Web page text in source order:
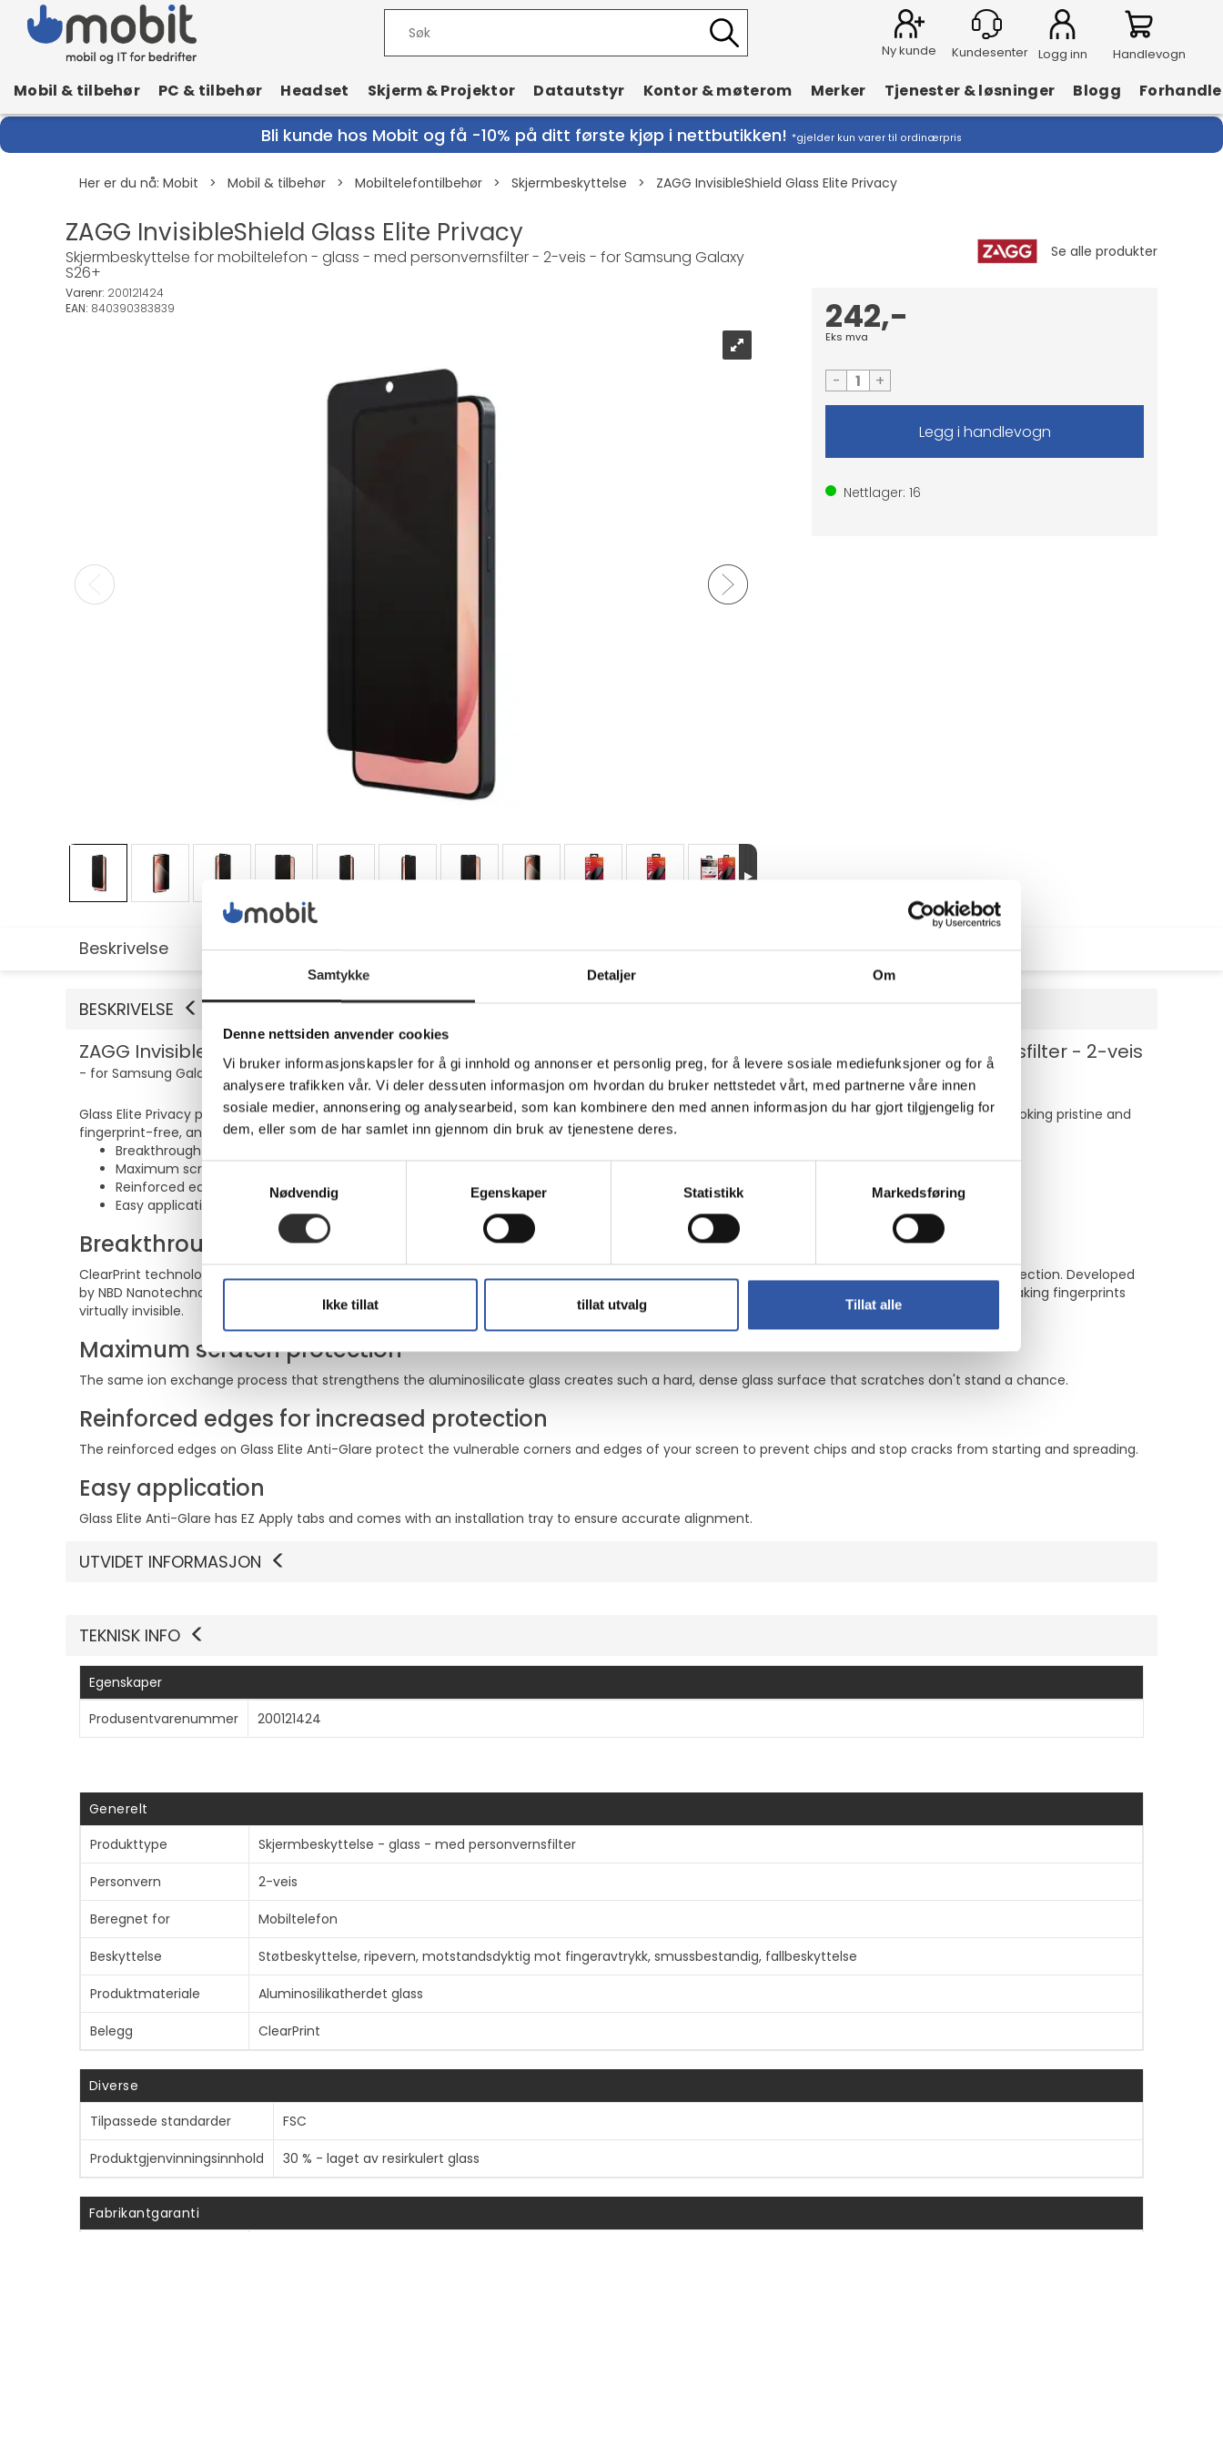
Samtykke Detaljer Om
Denne nettsiden anvender cookies
Vi bruker informasjonskapsler for å gi innhold og annonser et personlig preg, for å levere sosiale mediefunksjoner og for å
analysere trafikken vår. Vi deler dessuten informasjon om hvordan du bruker nettstedet vårt, med partnerne våre innen
sosiale medier, annonsering og analysearbeid, som kan kombinere den med annen informasjon du har gjort tilgjengelig for
dem, eller som de har samlet inn gjennom din bruk av tjenestene deres.
Samtykkevalg
Nødvendig
Egenskaper Statistikk Markedsføring
Ikke tillat tillat utvalg Tillat alle
Ny kunde Logg inn Handlevogn
Mobil & tilbehør PC & tilbehør Headset Skjerm & Projektor Datautstyr Kontor & møterom Merker Tjenester & løsninger Blogg
Bli kunde hos Mobit og få -10% på ditt første kjøp i nettbutikken! *gjelder kun varer til ordinærpris
Her er du nå: Mobit > Mobil & tilbehør > Mobiltelefontilbehør > Skjermbeskyttelse > ZAGG InvisibleShield Glass Elite Privacy
ZAGG InvisibleShield Glass Elite Privacy
Skjermbeskyttelse for mobiltelefon - glass - med personvernsfilter - 2-veis - for Samsung Galaxy
S26+
Varenr: 200121424
EAN: 840390383839 242,-
Eks mva
- +
Nettlager: 16
Beskrivelse Utvidet informasjon Teknisk info
BESKRIVELSE
ZAGG InvisibleShield Glass Elite Privacy - Skjermbeskyttelse for mobiltelefon - glass - med personvernsfilter - 2-veis
- for Samsung Galaxy S26+
Glass Elite Privacy protects your screen from scratches, shatter damage, and prying eyes. The exclusive ClearPrint technology keeps your screen looking pristine and
fingerprint-free, and the beveled edges of the screen protection blend into the clean lines of your phone.
Breakthrough in Anti-Fingerprint Technology
Maximum scratch protection
Reinforced edges for increased protection
Easy application
Breakthrough in Anti-Fingerprint Technology
ClearPrint technology is a unique surface treatment - used exclusively by InvisibleShield - that hides the visibility of fingerprints on your screen protection. Developed
by NBD Nanotechnologies, this oleophilic process spreads oils from fingerprints so thinly on the surface that it allows light to pass through the oil, making fingerprints
virtually invisible.
Maximum scratch protection
The same ion exchange process that strengthens the aluminosilicate glass creates such a hard, dense glass surface that scratches don't stand a chance.
Reinforced edges for increased protection
The reinforced edges on Glass Elite Anti-Glare protect the vulnerable corners and edges of your screen to prevent chips and stop cracks from starting and spreading.
Easy application
Glass Elite Anti-Glare has EZ Apply tabs and comes with an installation tray to ensure accurate alignment.
UTVIDET INFORMASJON
TEKNISK INFO
Egenskaper
Produsentvarenummer
200121424
Generelt
Produkttype
Skjermbeskyttelse - glass - med personvernsfilter
Personvern 2-veis
Beregnet for Mobiltelefon
Beskyttelse Støtbeskyttelse, ripevern, motstandsdyktig mot fingeravtrykk, smussbestandig, fallbeskyttelse
Produktmateriale Aluminosilikatherdet glass
Belegg ClearPrint
Diverse
Tilpassede standarder
FSC
Produktgjenvinningsinnhold 30 % - laget av resirkulert glass
Fabrikantgaranti